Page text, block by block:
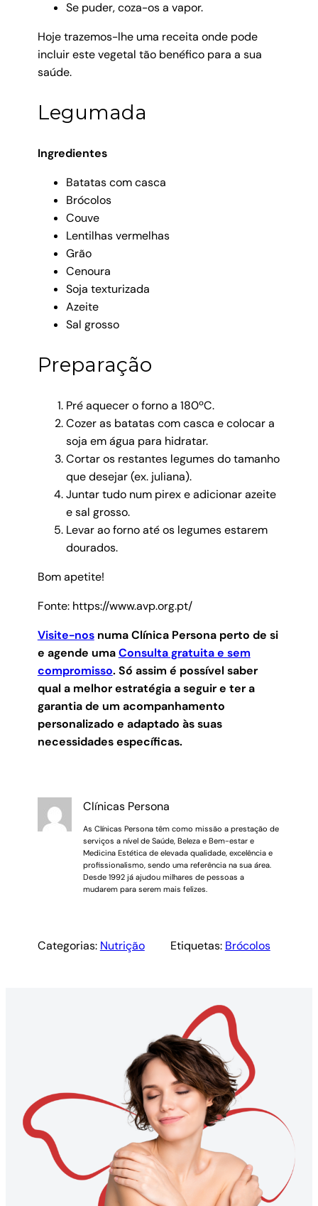
Se puder, coza-os a vapor.
Hoje trazemos-lhe uma receita onde pode
incluir este vegetal tão benéfico para a sua
saúde.
Legumada
Ingredientes
Batatas com casca
Brócolos
Couve
Lentilhas vermelhas
Grão
Cenoura
Soja texturizada
Azeite
Sal grosso
Preparação
Pré aquecer o forno a 180ºC.
Cozer as batatas com casca e colocar a
soja em água para hidratar.
Cortar os restantes legumes do tamanho
que desejar (ex. juliana).
Juntar tudo num pirex e adicionar azeite
e sal grosso.
Levar ao forno até os legumes estarem
dourados.
Bom apetite!
Fonte: https://www.avp.org.pt/
Visite-nosnuma Clínica Persona perto de si
e agende umaConsulta gratuita e sem
compromisso. Só assim é possível saber
qual a melhor estratégia a seguir e ter a
garantia de um acompanhamento
personalizado e adaptado às suas
necessidades específicas.
Clínicas Persona
As Clínicas Persona têm como missão a prestação de
serviços a nível de Saúde, Beleza e Bem-estar e
Medicina Estética de elevada qualidade, excelência e
profissionalismo, sendo uma referência na sua área.
Desde 1992 já ajudou milhares de pessoas a
mudarem para serem mais felizes.
Categorias: Nutrição Etiquetas: Brócolos